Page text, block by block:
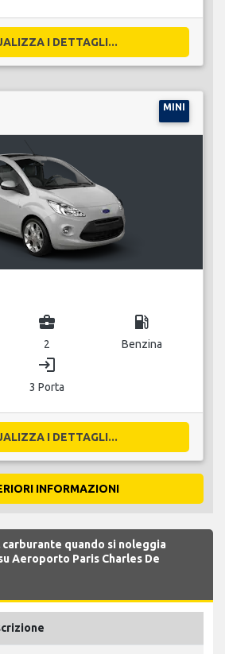
I DETTAGLI...
MINI
business_center
2
local_gas_station
Benzina
login
3 Porta
I DETTAGLI...
INFORMAZIONI
quando si noleggia
Aeroporto Paris Charles De